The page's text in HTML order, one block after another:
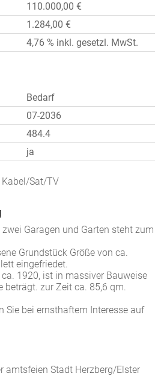
110.000,00 €
1.284,00 €
4,76 % inkl. gesetzl. MwSt.
Bedarf
07-2036
484.4
ja
Kabel/Sat/TV
Garagen und Garten steht zum
Grundstück Größe von ca.
eingefriedet.
1920, ist in massiver Bauweise
beträgt. zur Zeit ca. 85,6 qm.
Sie bei ernsthaftem Interesse auf
amtsfeien Stadt Herzberg/Elster